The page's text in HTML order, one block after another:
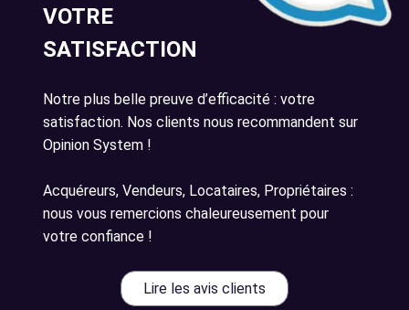
VOTRE
SATISFACTION
Notre plus belle preuve d’efficacité : votre
satisfaction. Nos clients nous recommandent sur
Opinion System !
Acquéreurs, Vendeurs, Locataires, Propriétaires :
nous vous remercions chaleureusement pour
votre confiance !
Lire les avis clients